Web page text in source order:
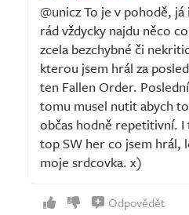
@unicz To je v pohodě,
rád vždycky najdu něco
zcela bezchybné či
kterou jsem hrál za
ten Fallen Order.
tomu musel nutit abych
občas hodně repetitivní. I
top SW her co jsem hrál,
moje srdcovka. x)
Odpovědět